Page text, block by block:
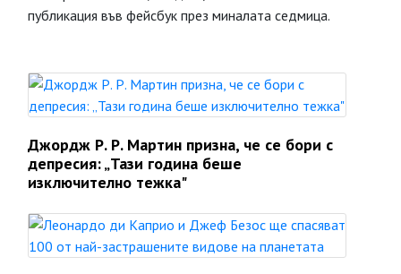
публикация във фейсбук през миналата седмица.
Джордж Р. Р. Мартин призна, че се бори с
депресия: „Тази година беше
изключително тежка"